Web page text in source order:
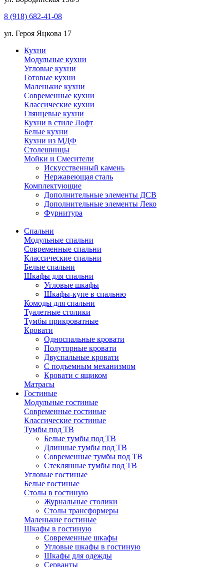
8 (918) 682-41-08
ул. Героя Яцкова 17
Кухни
Модульные кухни
Угловые кухни
Готовые кухни
Маленькие кухни
Современные кухни
Классические кухни
Глянцевые кухни
Кухни в стиле Лофт
Белые кухни
Кухни из МДФ
Столешницы
Мойки и Смесители
Искусственный камень
Нержавеющая сталь
Комплектующие
Дополнительные элементы ДСВ
Дополнительные элементы Леко
Фурнитура
Спальни
Модульные спальни
Современные спальни
Классические спальни
Белые спальни
Шкафы для спальни
Угловые шкафы
Шкафы-купе в спальню
Комоды для спальни
Туалетные столики
Тумбы прикроватные
Кровати
Односпальные кровати
Полуторные кровати
Двуспальные кровати
С подъемным механизмом
Кровати с ящиком
Матрасы
Гостиные
Модульные гостиные
Современные гостиные
Классические гостиные
Тумбы под ТВ
Белые тумбы под ТВ
Длинные тумбы под ТВ
Современные тумбы под ТВ
Стеклянные тумбы под ТВ
Угловые гостиные
Белые гостиные
Столы в гостиную
Журнальные столики
Столы трансформеры
Маленькие гостиные
Шкафы в гостиную
Современные шкафы
Угловые шкафы в гостиную
Шкафы для одежды
Серванты